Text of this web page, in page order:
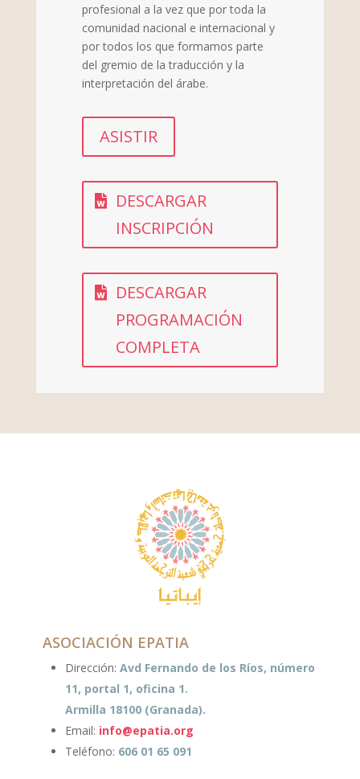
profesional a la vez que por toda la
comunidad nacional e internacional y
por todos los que formamos parte
del gremio de la traducción y la
interpretación del árabe.
ASISTIR
DESCARGAR
INSCRIPCIÓN
DESCARGAR
PROGRAMACIÓN
COMPLETA
ASOCIACIÓN EPATIA
Dirección: Avd Fernando de los Ríos, número
11, portal 1, oficina 1.
Armilla 18100 (Granada).
Email: info@epatia.org
Teléfono: 606 01 65 091